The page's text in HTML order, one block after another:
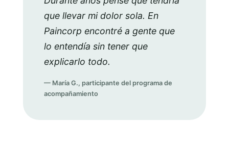
que llevar mi dolor sola. En
Paincorp encontré a gente que
lo entendía sin tener que
explicarlo todo.
— María G., participante del programa de
acompañamiento